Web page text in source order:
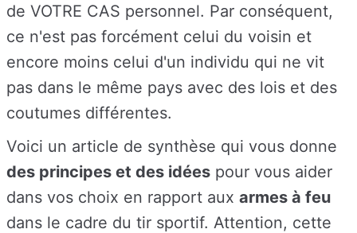
de VOTRE CAS personnel. Par conséquent,
ce n'est pas forcément celui du voisin et
encore moins celui d'un individu qui ne vit
pas dans le même pays avec des lois et des
coutumes différentes.
Voici un article de synthèse qui vous donne
des principes et des idées pour vous aider
dans vos choix en rapport aux armes à feu
dans le cadre du tir sportif. Attention, cette